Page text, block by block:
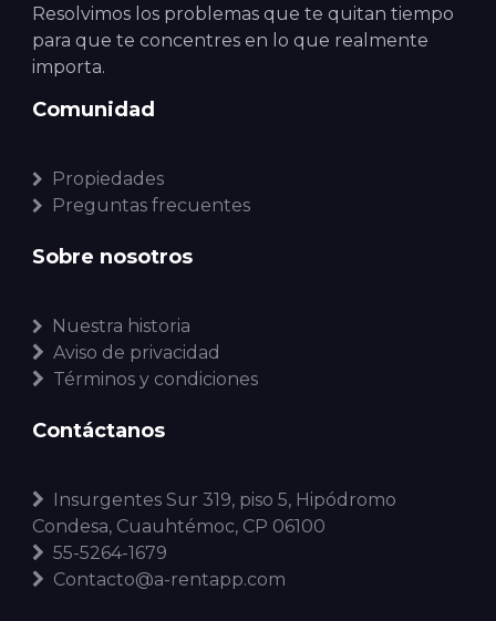
Resolvimos los problemas que te quitan tiempo
para que te concentres en lo que realmente
importa.
Comunidad
Propiedades
Preguntas frecuentes
Sobre nosotros
Nuestra historia
Aviso de privacidad
Términos y condiciones
Contáctanos
Insurgentes Sur 319, piso 5, Hipódromo
Condesa, Cuauhtémoc, CP 06100
55-5264-1679
Contacto@a-rentapp.com